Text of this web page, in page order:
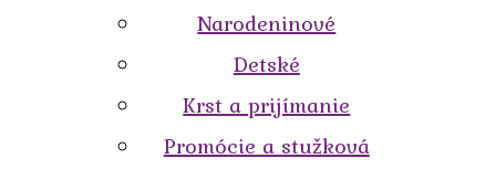
Narodeninové
Detské
Krst a prijímanie
Promócie a stužková